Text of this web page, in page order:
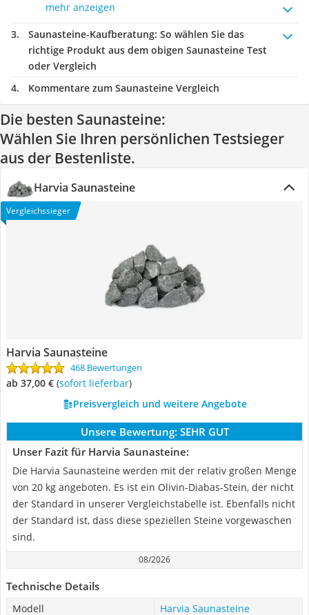
mehr anzeigen
Saunasteine-Kaufberatung: So wählen Sie das
richtige Produkt aus dem obigen Saunasteine Test
oder Vergleich
Kommentare zum Saunasteine Vergleich
Die besten Saunasteine:
Wählen Sie Ihren persönlichen Testsieger
aus der Bestenliste.
Harvia Saunasteine
Vergleichssieger
Harvia Saunasteine
468 Bewertungen
ab 37,00 € ( Sofort lieferbar)
Preisvergleich und weitere Angebote
Unsere Bewertung: SEHR GUT
Unser Fazit für Harvia Saunasteine:
Die Harvia Saunasteine werden mit der relativ großen Menge
von 20 kg angeboten. Es ist ein Olivin-Diabas-Stein, der nicht
der Standard in unserer Vergleichstabelle ist. Ebenfalls nicht
der Standard ist, dass diese speziellen Steine vorgewaschen
sind.
08/2026
Technische Details
Modell Harvia Saunasteine